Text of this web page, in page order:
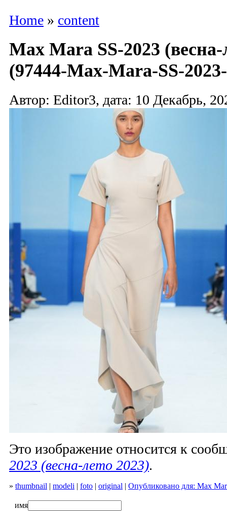
Home » content
Max Mara SS-2023 (весна-
(97444-Max-Mara-SS-
Автор: Editor3, дата: 10 Декабрь,
Это изображение относится к
2023 (весна-лето 2023).
» thumbnail | modeli | foto | original | Опубликовано для: Max
имя